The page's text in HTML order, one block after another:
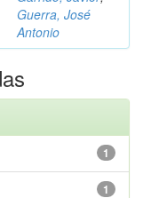
Guerra, José
Antonio
1
1